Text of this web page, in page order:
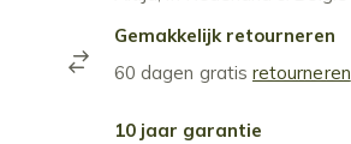
Gemakkelijk retourneren
60 dagen gratisretourneren
10 jaar garantie